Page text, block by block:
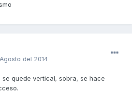
del 2014
se quede vertical, sobra, se hace